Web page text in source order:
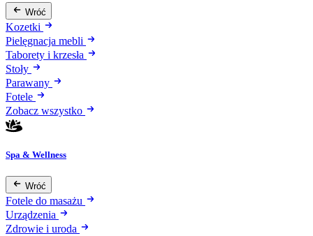
Wróć
Kozetki
Pielęgnacja mebli
Taborety i krzesła
Stoły
Parawany
Fotele
Zobacz wszystko
Spa & Wellness
Wróć
Fotele do masażu
Urządzenia
Zdrowie i uroda